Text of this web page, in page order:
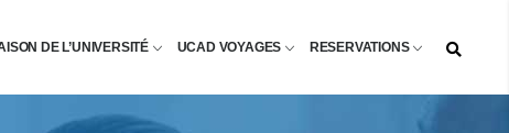
DE L’UNIVERSITÉ UCAD VOYAGES RESERVATIONS